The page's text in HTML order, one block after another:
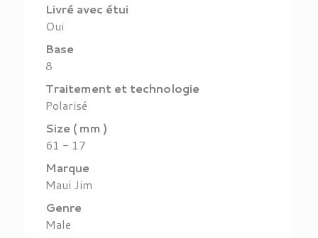
Livré avec étui
Oui
Base
8
Traitement et technologie
Polarisé
Size ( mm )
61 - 17
Marque
Maui Jim
Genre
Male